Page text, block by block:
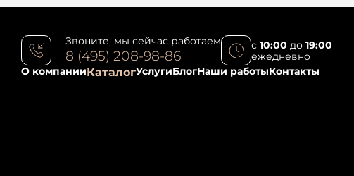
Звоните, мы сейчас работаем
8 (495) 208-98-86
с 10:00 до 19:00
ежедневно
О компанииКаталогУслугиБлогНаши работыКонтакты